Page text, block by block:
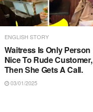
ENGLISH STORY
Waitress Is Only Person
Nice To Rude Customer,
Then She Gets A Call.
03/01/2025